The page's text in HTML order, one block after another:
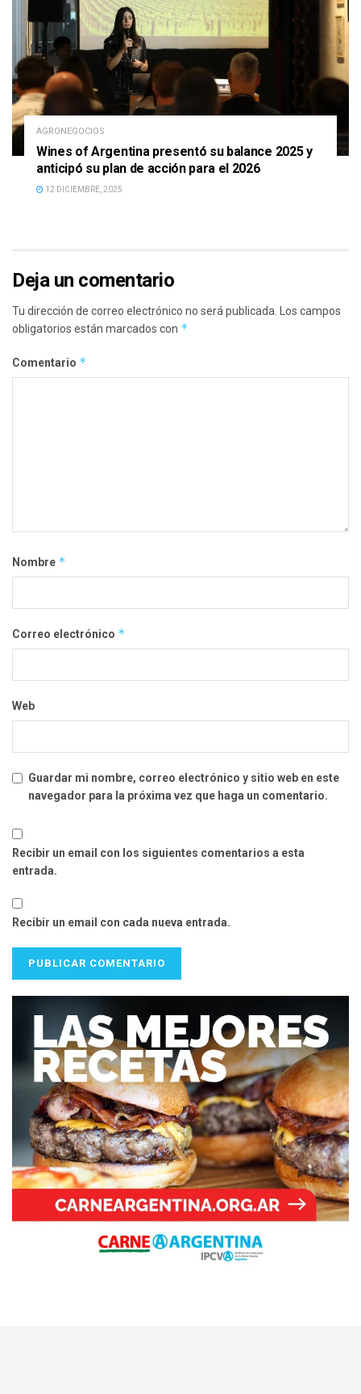
AGRONEGOCIOS
Wines of Argentina presentó su balance 2025 y
anticipó su plan de acción para el 2026
12 DICIEMBRE, 2025
Deja un comentario
Tu dirección de correo electrónico no será publicada. Los campos
obligatorios están marcados con *
Comentario *
Nombre *
Correo electrónico *
Web
Guardar mi nombre, correo electrónico y sitio web en este
navegador para la próxima vez que haga un comentario.
Recibir un email con los siguientes comentarios a esta
entrada.
Recibir un email con cada nueva entrada.